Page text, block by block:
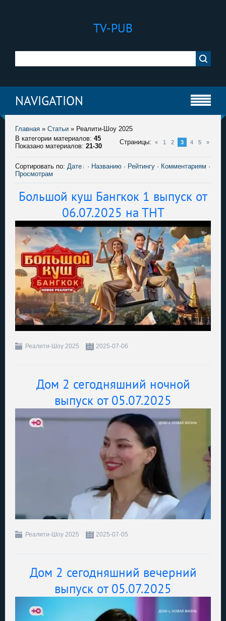
TV-PUB
NAVIGATION
Главная » Статьи » Реалити-Шоу 2025
В категории материалов: 45
Показано материалов: 21-30
Страницы: « 1 2 3 4 5 »
Сортировать по: Дате · Названию · Рейтингу · Комментариям ·
Просмотрам
Большой куш Бангкок 1 выпуск от
06.07.2025 на ТНТ
Реалити-Шоу 2025 2025-07-06
Дом 2 сегодняшний ночной
выпуск от 05.07.2025
Реалити-Шоу 2025 2025-07-05
Дом 2 сегодняшний вечерний
выпуск от 05.07.2025